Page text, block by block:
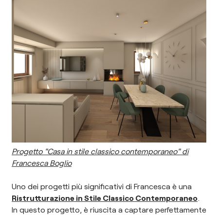
Progetto "Casa in stile classico contemporaneo" di
Francesca Boglio
Uno dei progetti più significativi di Francesca è una
Ristrutturazione in Stile Classico Contemporaneo.
In questo progetto, è riuscita a captare perfettamente